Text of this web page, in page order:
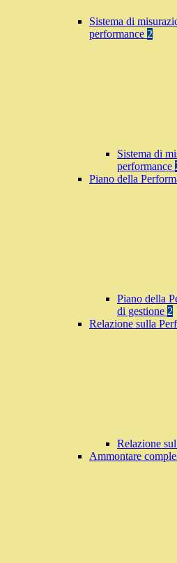
Sistema di
performance 2
Sistema di
performance
Piano della
Piano della
di gestione 2
Relazione sulla
Relazione
Ammontare